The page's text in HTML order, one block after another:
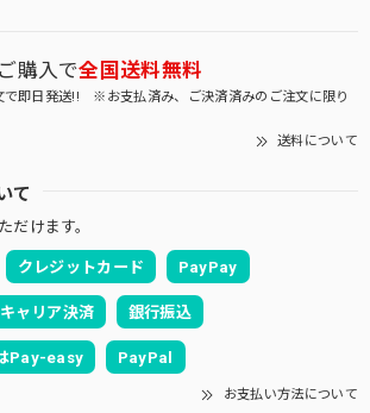
購入で全国送料無料
で即日発送!! ※お支払済み、ご決済済みのご注文に限り
送料について
て
だけます。
クレジットカード PayPay
キャリア決済 銀行振込
Pay-easy PayPal
お支払い方法について